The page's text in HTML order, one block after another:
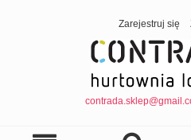
Zarejestruj się